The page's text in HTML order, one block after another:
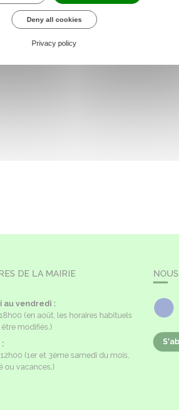
DE LA MAIRIE
au vendredi :
(en août, les horaires habituels
modifiés.)
(1er et 3ème samedi du mois,
ou vacances.)
Deny all cookies
Privacy policy